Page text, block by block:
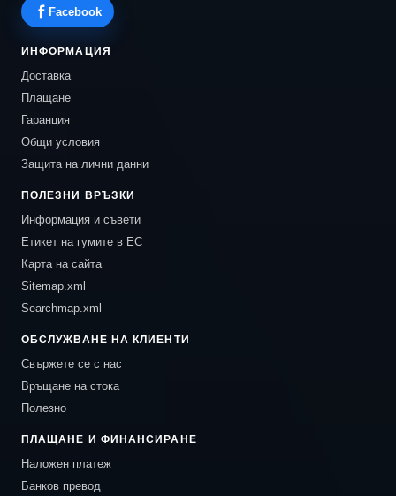
Facebook
ИНФОРМАЦИЯ
Доставка
Плащане
Гаранция
Общи условия
Защита на лични данни
ПОЛЕЗНИ ВРЪЗКИ
Информация и съвети
Етикет на гумите в ЕС
Карта на сайта
Sitemap.xml
Searchmap.xml
ОБСЛУЖВАНЕ НА КЛИЕНТИ
Свържете се с нас
Връщане на стока
Полезно
ПЛАЩАНЕ И ФИНАНСИРАНЕ
Наложен платеж
Банков превод